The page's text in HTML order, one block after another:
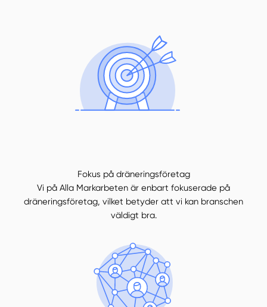
Fokus på dräneringsföretag
Vi på Alla Markarbeten är enbart fokuserade på
dräneringsföretag, vilket betyder att vi kan branschen
väldigt bra.